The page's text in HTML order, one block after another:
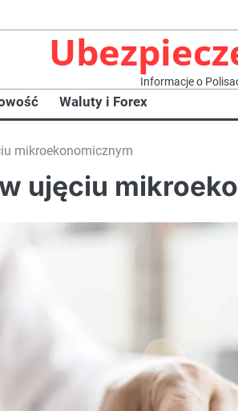
Informacje o
Waluty i Forex
mikroekonomicznym
ujęciu